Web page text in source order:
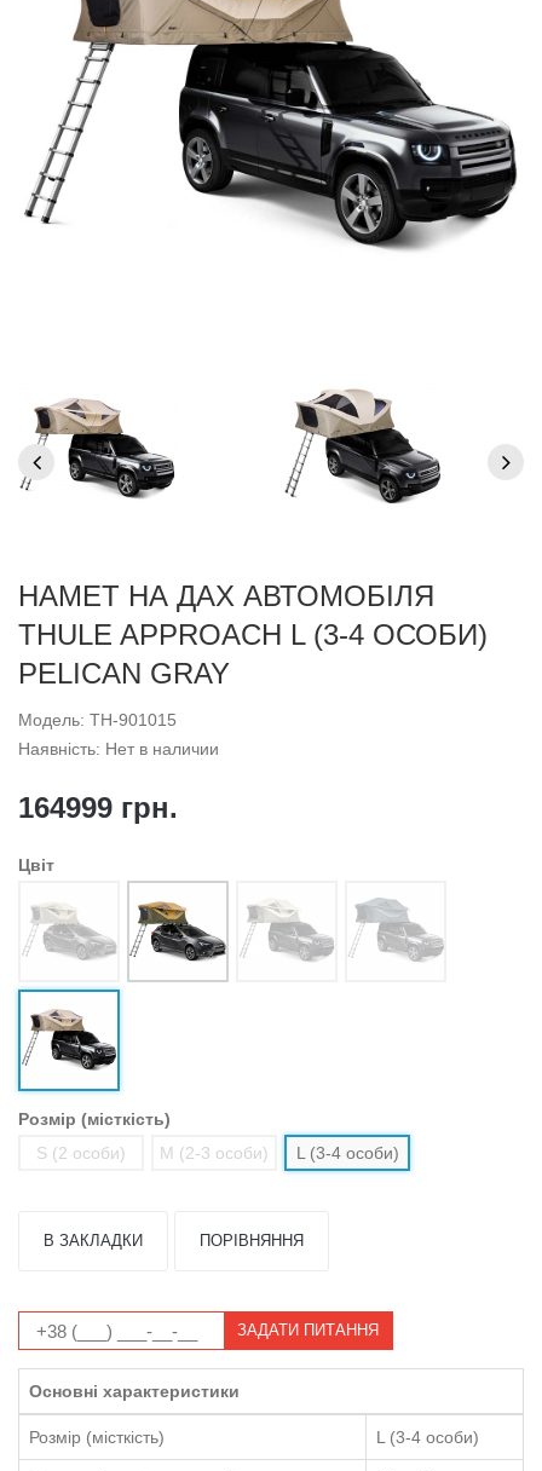
НАМЕТ НА ДАХ АВТОМОБІЛЯ
THULE APPROACH L (3-4 ОСОБИ)
PELICAN GRAY
Модель: TH-901015
Наявність: Нет в наличии
164999 грн.
Цвiт
Розмір (місткість)
S (2 особи)
M (2-3 особи) L (3-4 особи)
В ЗАКЛАДКИ ПОРІВНЯННЯ
ЗАДАТИ ПИТАННЯ
Основні характеристики
Розмір (місткість) L (3-4 особи)